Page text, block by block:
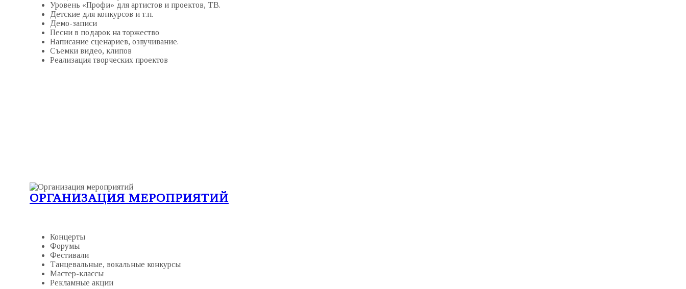
Уровень «Профи» для артистов и проектов, ТВ.
Детские для конкурсов и т.п.
Демо-записи
Песни в подарок на торжество
Написание сценариев, озвучивание.
Съемки видео, клипов
Реализация творческих проектов
ОРГАНИЗАЦИЯ МЕРОПРИЯТИЙ
Концерты
Форумы
Фестивали
Танцевальные, вокальные конкурсы
Мастер-классы
Рекламные акции